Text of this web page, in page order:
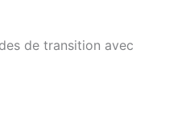
de transition avec